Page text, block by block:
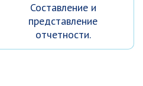
Составление и
представление
отчетности.